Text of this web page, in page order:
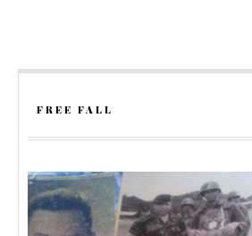
FREE FALL